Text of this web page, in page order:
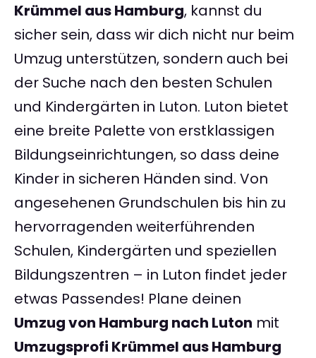
Krümmel aus Hamburg, kannst du
sicher sein, dass wir dich nicht nur beim
Umzug unterstützen, sondern auch bei
der Suche nach den besten Schulen
und Kindergärten in Luton. Luton bietet
eine breite Palette von erstklassigen
Bildungseinrichtungen, so dass deine
Kinder in sicheren Händen sind. Von
angesehenen Grundschulen bis hin zu
hervorragenden weiterführenden
Schulen, Kindergärten und speziellen
Bildungszentren – in Luton findet jeder
etwas Passendes! Plane deinen
Umzug von Hamburg nach Luton mit
Umzugsprofi Krümmel aus Hamburg